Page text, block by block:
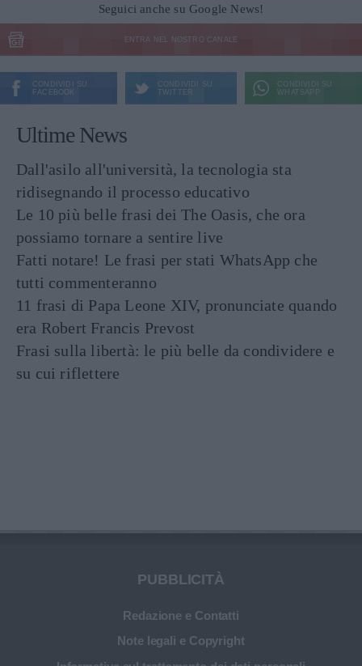
Seguici anche su Google News!
ENTRA NEL NOSTRO CANALE
CONDIVIDI SU
FACEBOOK
CONDIVIDI SU
TWITTER
CONDIVIDI SU
WHATSAPP
Ultime News
Dall'asilo all'università, la tecnologia sta
ridisegnando il processo educativo
Le 10 più belle frasi dei The Oasis, che ora
possiamo tornare a sentire live
Fatti notare! Le frasi per stati WhatsApp che
tutti commenteranno
11 frasi di Papa Leone XIV, pronunciate quando
era Robert Francis Prevost
Frasi sulla libertà: le più belle da condividere e
su cui riflettere
PUBBLICITÀ
Redazione e Contatti
Note legali e Copyright